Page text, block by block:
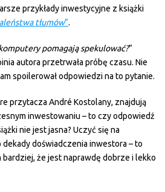
przykłady inwestycyjne z książki
tłumów”.
pomagają spekulować?”
autora przetrwała próbę czasu. Nie
spoilerował odpowiedzi na to pytanie.
przytacza André Kostolany, znajdują
inwestowaniu – to czy odpowiedź
nie jest jasna? Uczyć się na
dekady doświadczenia inwestora – to
bardziej, że jest naprawdę dobrze i lekko